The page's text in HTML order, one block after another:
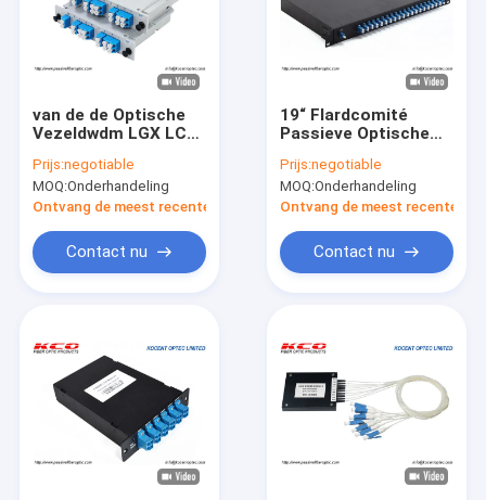
van de de Optische
Vezeldwdm LGX LC
Duplexadapter van
100G 6CH
Multiplextelegraaf
Prijs:negotiable
MOQ:Onderhandeling
Ontvang de meest recente Prijs
Contact nu
19“ Flardcomité
Passieve Optische
Vezel voor de
Netwerken van 3G 4G
5G
Prijs:negotiable
MOQ:Onderhandeling
Ontvang de meest recente
Contact nu